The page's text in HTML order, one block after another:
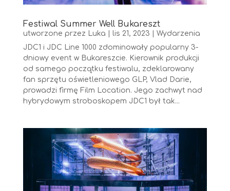
Festiwal Summer Well Bukareszt
utworzone przez Luka lis 21, 2023
Wydarzenia
JDC1 i JDC Line 1000 zdominowały popularny 3-
dniowy event w Bukareszcie. Kierownik produkcji
od samego początku festiwalu, zdeklarowany
fan sprzętu oświetleniowego GLP, Vlad Darie,
prowadzi firmę Film Location. Jego zachwyt nad
hybrydowym stroboskopem JDC1 był tak...